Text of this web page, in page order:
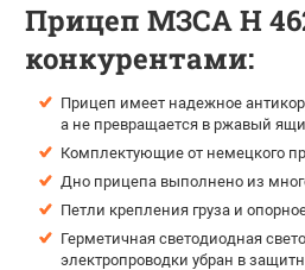
Прицеп МЗСА H
конкурентами:
Прицеп имеет надежное
а не превращается в ржавый
Комплектующие от немецкого
Дно прицепа выполнено из
Петли крепления груза и
Герметичная светодиодная
электропроводки убран в